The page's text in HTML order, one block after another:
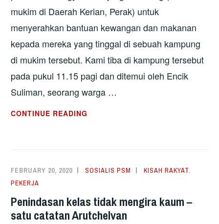
mukim di Daerah Kerian, Perak) untuk
menyerahkan bantuan kewangan dan makanan
kepada mereka yang tinggal di sebuah kampung
di mukim tersebut. Kami tiba di kampung tersebut
pada pukul 11.15 pagi dan ditemui oleh Encik
Suliman, seorang warga …
CONTINUE READING
PIANDANG,
PERAK
FEBRUARY 20, 2020 SOSIALIS PSM KISAH RAKYAT,
PEKERJA
Penindasan kelas tidak mengira kaum –
satu catatan Arutchelvan